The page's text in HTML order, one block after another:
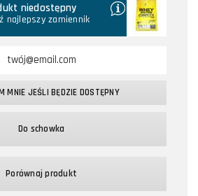
niedostępny
najlepszy zamiennik
MNIE JEŚLI BĘDZIE DOSTĘPNY
Do schowka
Porównaj produkt